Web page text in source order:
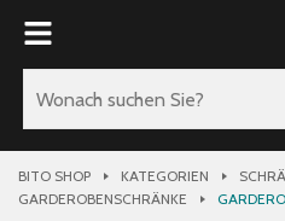
BITO SHOP KATEGORIEN
GARDEROBENSCHRÄNKE